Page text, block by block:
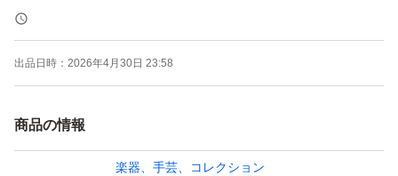
よろしくお願いいたします。
出品日時： 2026年4月30日 23:58
商品の情報
楽器、手芸、コレクション